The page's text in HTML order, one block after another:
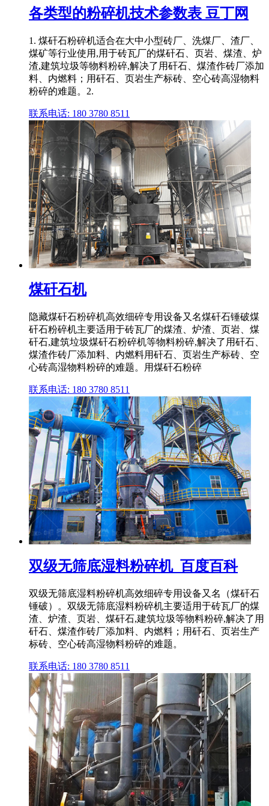
各类型的粉碎机技术参数表 豆丁网
1. 煤矸石粉碎机适合在大中小型砖厂、洗煤厂、渣厂、
煤矿等行业使用,用于砖瓦厂的煤矸石、页岩、煤渣、炉
渣,建筑垃圾等物料粉碎,解决了用矸石、煤渣作砖厂添加
料、内燃料；用矸石、页岩生产标砖、空心砖高湿物料
粉碎的难题。2.
联系电话: 180 3780 8511
煤矸石机
隐藏煤矸石粉碎机高效细碎专用设备又名煤矸石锤破煤
矸石粉碎机主要适用于砖瓦厂的煤渣、炉渣、页岩、煤
矸石,建筑垃圾煤矸石粉碎机等物料粉碎,解决了用矸石、
煤渣作砖厂添加料、内燃料用矸石、页岩生产标砖、空
心砖高湿物料粉碎的难题。用煤矸石粉碎
联系电话: 180 3780 8511
双级无筛底湿料粉碎机_百度百科
双级无筛底湿料粉碎机高效细碎专用设备又名（煤矸石
锤破）。双级无筛底湿料粉碎机主要适用于砖瓦厂的煤
渣、炉渣、页岩、煤矸石,建筑垃圾等物料粉碎,解决了用
矸石、煤渣作砖厂添加料、内燃料；用矸石、页岩生产
标砖、空心砖高湿物料粉碎的难题。
联系电话: 180 3780 8511